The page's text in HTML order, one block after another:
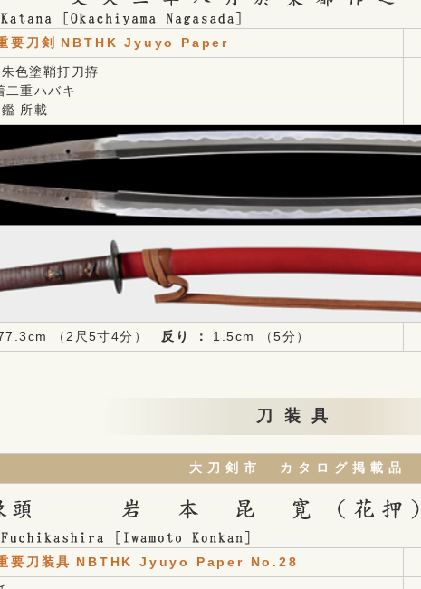
要刀剣 NBTHK Jyuyo Paper
色塗鞘打刀拵
二重ハバキ
所載
（2尺5寸4分） 反り ： 1.5cm （5分）
刀装具
大刀剣市 カタログ掲載品
要刀装具 NBTHK Jyuyo Paper No.28